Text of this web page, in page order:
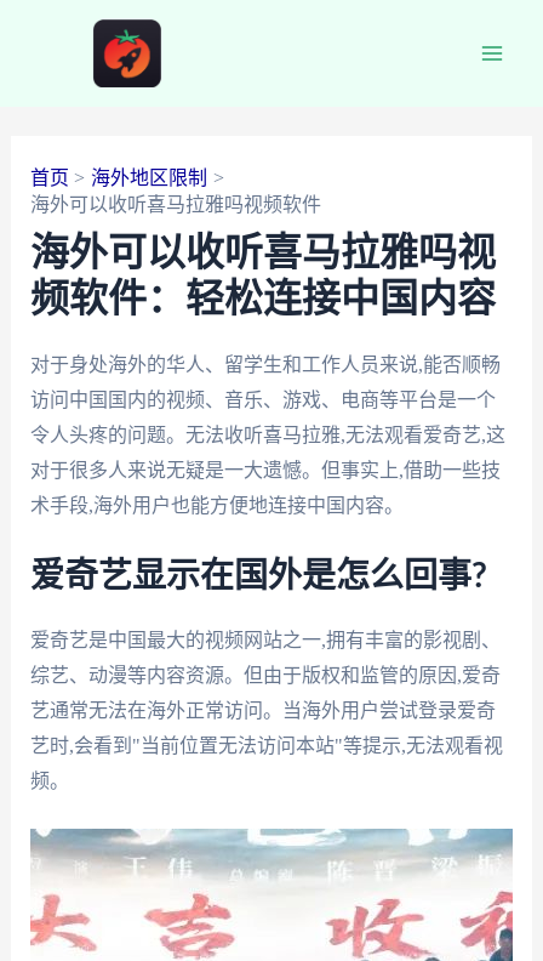
首页
海外地区限制
海外可以收听喜马拉雅吗视频软件
海外可以收听喜马拉雅吗视
频软件：轻松连接中国内容
对于身处海外的华人、留学生和工作人员来说,能否顺畅
访问中国国内的视频、音乐、游戏、电商等平台是一个
令人头疼的问题。无法收听喜马拉雅,无法观看爱奇艺,这
对于很多人来说无疑是一大遗憾。但事实上,借助一些技
术手段,海外用户也能方便地连接中国内容。
爱奇艺显示在国外是怎么回事?
爱奇艺是中国最大的视频网站之一,拥有丰富的影视剧、
综艺、动漫等内容资源。但由于版权和监管的原因,爱奇
艺通常无法在海外正常访问。当海外用户尝试登录爱奇
艺时,会看到"当前位置无法访问本站"等提示,无法观看视
频。